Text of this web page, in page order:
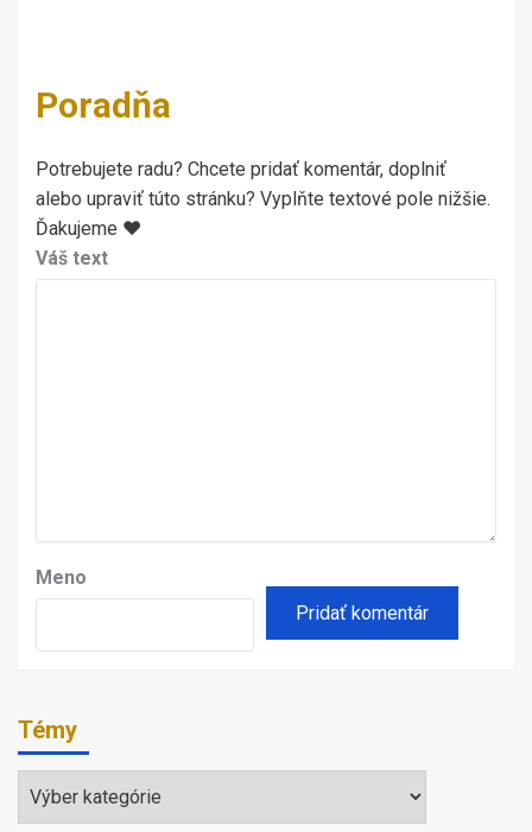
Poradňa
Potrebujete radu? Chcete pridať komentár, doplniť
alebo upraviť túto stránku? Vyplňte textové pole nižšie.
Ďakujeme ♥
Váš text
Meno
Témy
Témy